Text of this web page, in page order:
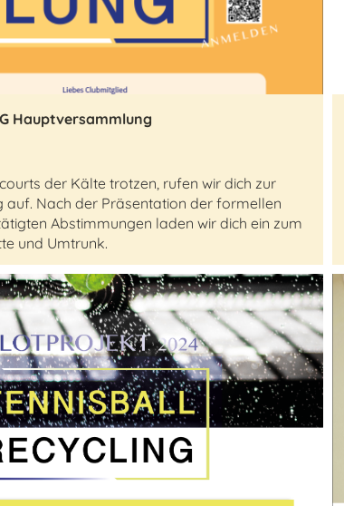
Hauptversammlung
der Kälte trotzen, rufen wir dich zur
Nach der Präsentation der formellen
Abstimmungen laden wir dich ein zum
und Umtrunk.